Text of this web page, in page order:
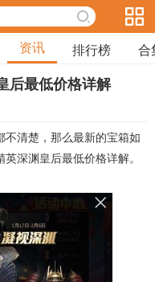
资讯 排行榜 合
后最低价格详解
清楚，那么最新的宝箱如
深渊皇后最低价格详解。